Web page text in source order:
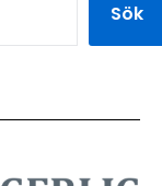
Sök